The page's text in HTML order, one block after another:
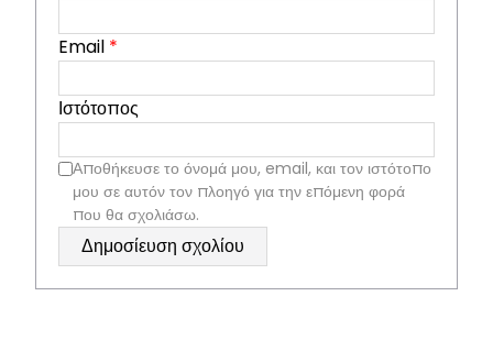
Email *
Ιστότοπος
Αποθήκευσε το όνομά μου, email, και τον ιστότοπο
μου σε αυτόν τον πλοηγό για την επόμενη φορά
που θα σχολιάσω.